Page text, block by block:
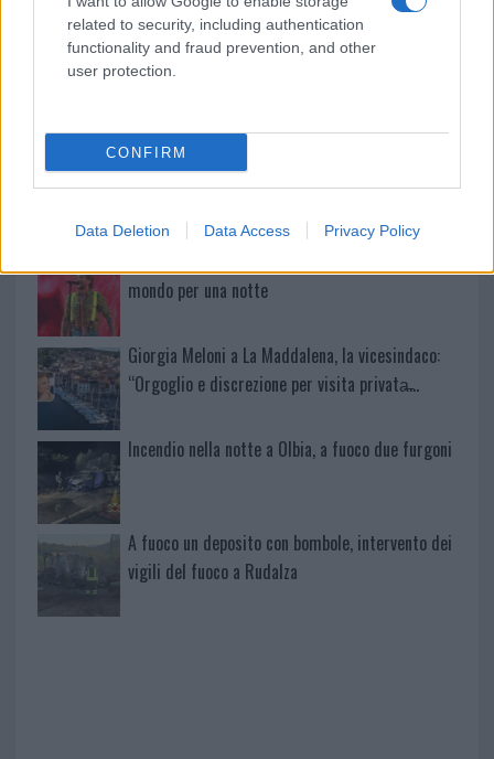
related to security, including authentication
functionality and fraud prevention, and other
user protection.
CONFIRM
Data Deletion Data Access Privacy Policy
Delta Center
Meteo Olbia 9 agosto, temperature in calo
Salmo finisce in ospedale a Catania, ma il tour
va avanti: “Sicilia, ci sono”
mondo per una notte
Giorgia Meloni a La Maddalena, la vicesindaco:
“Orgoglio e discrezione per visita privata̶…
Incendio nella notte a Olbia, a fuoco due furgoni
A fuoco un deposito con bombole, intervento dei
vigili del fuoco a Rudalza